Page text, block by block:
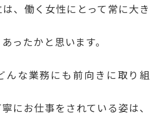
、働く女性にとって常に大き
ったかと思います。
んな業務にも前向きに取り組
にお仕事をされている姿は、